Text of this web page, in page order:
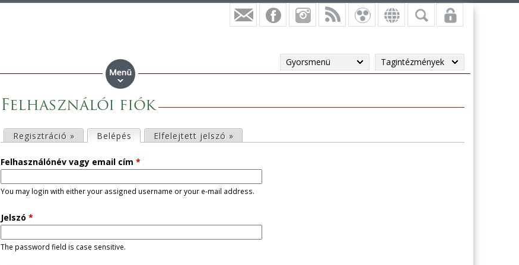
Gyorsmenü Tagintézmények
Felhasználói fiók
l
s
ő
d
Regisztráció » Belépés (aktív fül)Elfelejtett jelszó »
Felhasználónév vagy email cím *
You may login with either your assigned username or your e-mail address.
Jelszó *
The password field is case sensitive.